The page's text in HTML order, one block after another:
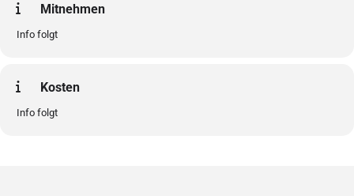
Mitnehmen
Info folgt
Kosten
Info folgt